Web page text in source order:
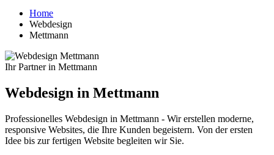
Home
Webdesign
Mettmann
Ihr Partner in Mettmann
Webdesign in Mettmann
Professionelles Webdesign in Mettmann - Wir erstellen moderne,
responsive Websites, die Ihre Kunden begeistern. Von der ersten
Idee bis zur fertigen Website begleiten wir Sie.